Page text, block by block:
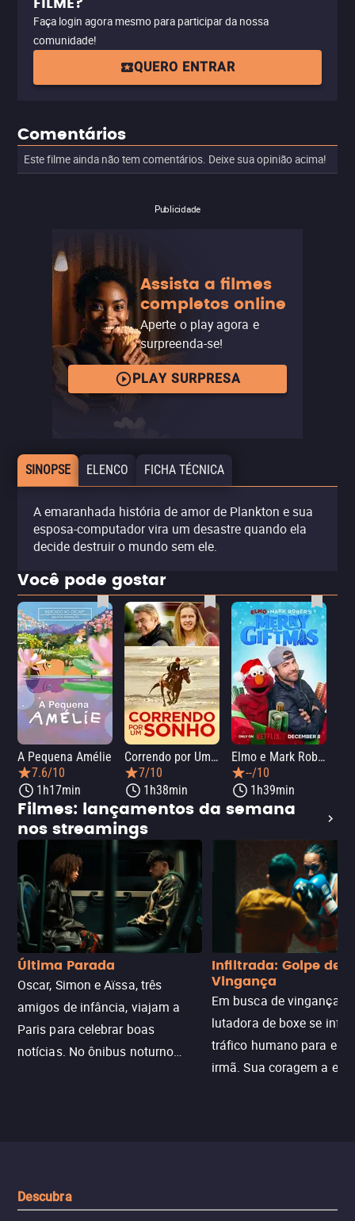
Faça login agora mesmo para participar da nossa
comunidade!
QUERO ENTRAR
Comentários
Este filme ainda não tem comentários. Deixe sua opinião acima!
Publicidade
Assista a filmes
completos online
Aperte o play agora e
surpreenda-se!
PLAY SURPRESA
SINOPSE ELENCO FICHA TÉCNICA
A emaranhada história de amor de Plankton e sua
esposa-computador vira um desastre quando ela
decide destruir o mundo sem ele.
Você pode gostar
A Pequena Amélie
7.6/10
1h17min
Correndo por Um Sonho
7/10
1h38min
Elmo e Mark Rober na Oficina de Natal
--/10
1h39min
Filmes: lançamentos da semana
nos streamings
Última Parada
Oscar, Simon e Aïssa, três
amigos de infância, viajam a
Paris para celebrar boas
notícias. No ônibus noturno
Infiltrada: Golpe de
Vingança
Em busca de vingança,
lutadora de boxe se
tráfico humano para
irmã. Sua coragem a
Descubra